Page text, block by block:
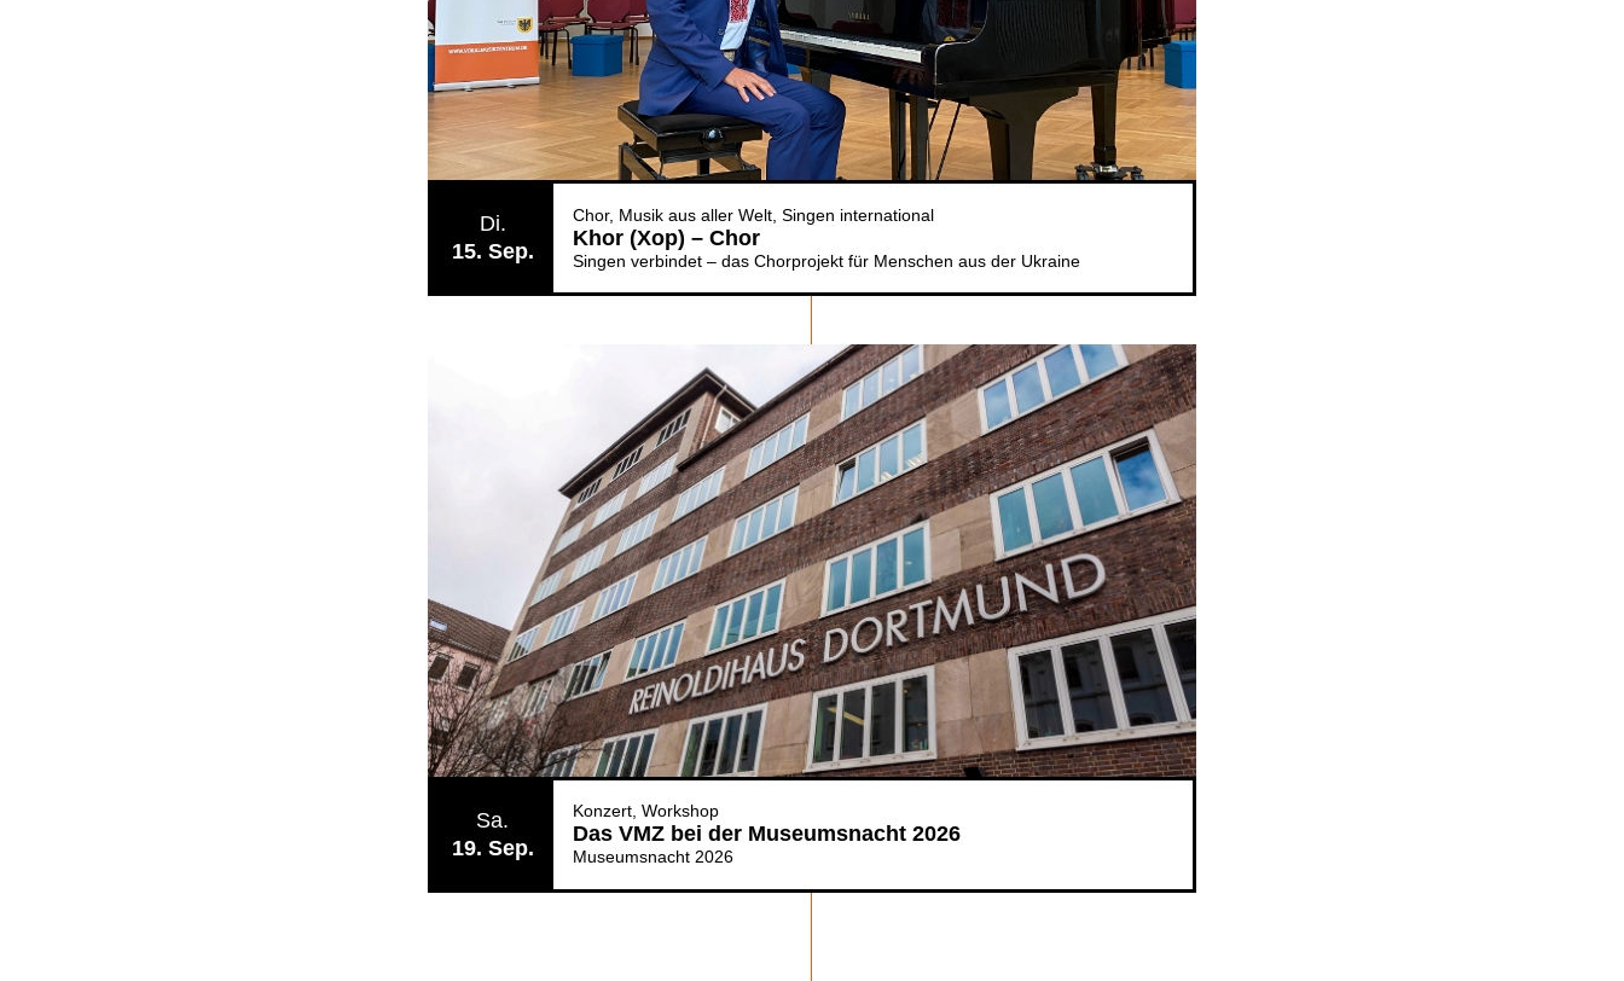
Di.
15 Sep.
Chor Musik aus aller Welt Singen international
Khor (Xop) – Chor
Singen verbindet – das Chorprojekt für Menschen aus der Ukraine
Sa.
19 Sep.
Konzert Workshop
Das VMZ bei der Museumsnacht 2026
Museumsnacht 2026